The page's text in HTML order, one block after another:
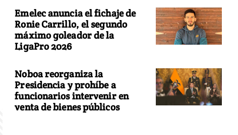
Emelec anuncia el fichaje de
Ronie Carrillo, el segundo
máximo goleador de la
LigaPro 2026
Noboa reorganiza la
Presidencia y prohíbe a
funcionarios intervenir en
venta de bienes públicos